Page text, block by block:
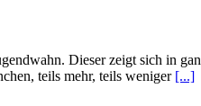
Dieser zeigt sich in
teils mehr, teils weniger [...]